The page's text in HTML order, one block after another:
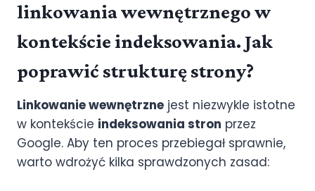
linkowania wewnętrznego w
kontekście indeksowania. Jak
poprawić strukturę strony?
Linkowanie wewnętrzne jest niezwykle istotne
w kontekście indeksowania stron przez
Google. Aby ten proces przebiegał sprawnie,
warto wdrożyć kilka sprawdzonych zasad: